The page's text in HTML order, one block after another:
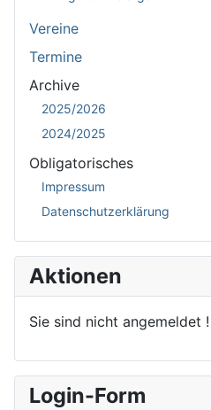
Vereine
Termine
Archive
2025/2026
2024/2025
Obligatorisches
Impressum
Datenschutzerklärung
Aktionen
Sie sind nicht angemeldet !
Login-Form